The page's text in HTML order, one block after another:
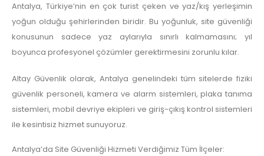
Antalya, Türkiye’nin en çok turist çeken ve yaz/kış yerleşimin
yoğun olduğu şehirlerinden biridir. Bu yoğunluk, site güvenliği
konusunun sadece yaz aylarıyla sınırlı kalmamasını; yıl
boyunca profesyonel çözümler gerektirmesini zorunlu kılar.
Altay Güvenlik olarak, Antalya genelindeki tüm sitelerde fiziki
güvenlik personeli, kamera ve alarm sistemleri, plaka tanıma
sistemleri, mobil devriye ekipleri ve giriş-çıkış kontrol sistemleri
ile kesintisiz hizmet sunuyoruz.
Antalya’da Site Güvenliği Hizmeti Verdiğimiz Tüm İlçeler: